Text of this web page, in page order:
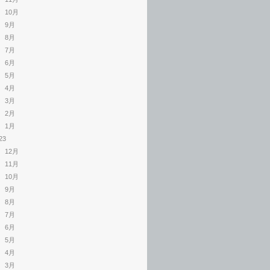
10月
9月
8月
7月
6月
5月
4月
3月
2月
1月
12月
11月
10月
9月
8月
7月
6月
5月
4月
3月